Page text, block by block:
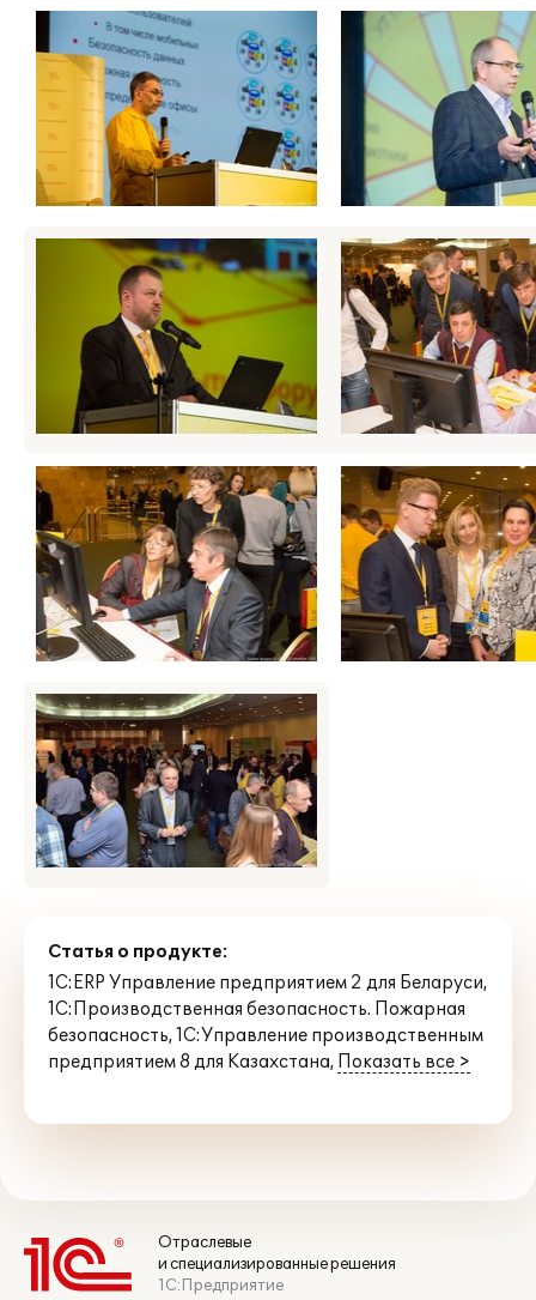
Статья о продукте:
1С:ERP Управление предприятием 2 для Беларуси,
1С:Производственная безопасность. Пожарная
безопасность,1С:Управление производственным
предприятием 8 для Казахстана, Показать все >
Отраслевые
и специализированные решения
1С:Предприятие